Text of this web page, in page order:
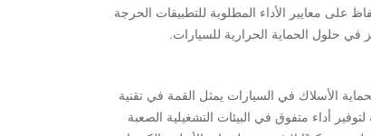
على معايير الأداء المطلوبة للتطبيقات الحرجة
في حلول الحماية الحرارية للسيارات.
للحرارة أحادي الجانب عالي الحرارة ومقاوم للهب، بطول 10 أمتار، لحماية الأسلاك في السيارات يمثل القمة في تقنية
أداء متفوق في البيئات التشغيلية الصعبة